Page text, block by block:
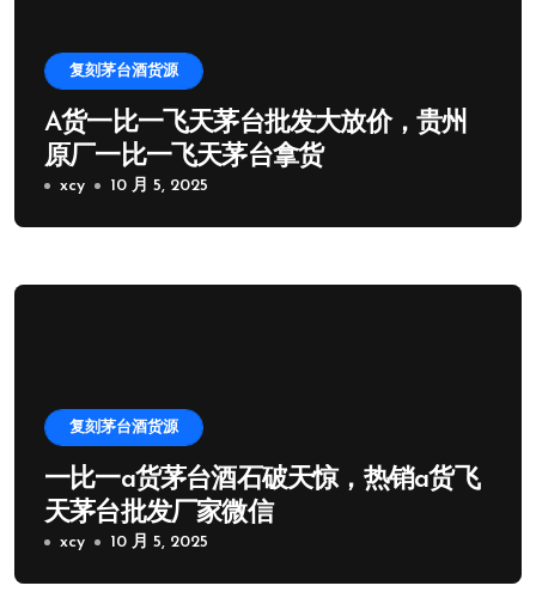
复刻茅台酒货源
A货一比一飞天茅台批发大放价，贵州
原厂一比一飞天茅台拿货
xcy 10 月 5, 2025
复刻茅台酒货源
一比一a货茅台酒石破天惊，热销a货飞
天茅台批发厂家微信
xcy 10 月 5, 2025